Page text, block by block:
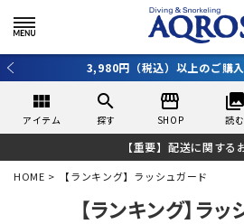
3,980円（税込）以上のご購入
view_module
アイテム
search
探す
storefront
SHOP
collections
読む
【重要】配送に関する
HOME 【ランキング】ラッシュガード
【ランキング】ラ